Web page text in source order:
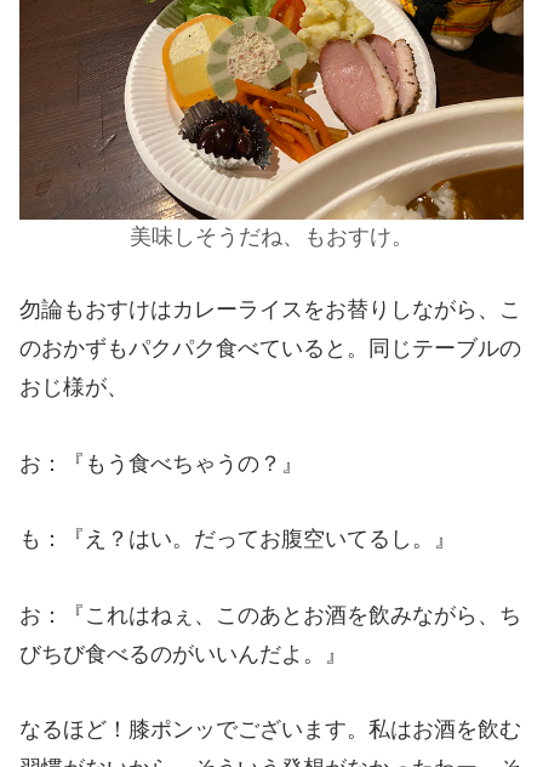
美味しそうだね、もおすけ。
勿論もおすけはカレーライスをお替りしながら、こ
のおかずもパクパク食べていると。同じテーブルの
おじ様が、
お：『もう食べちゃうの？』
も：『え？はい。だってお腹空いてるし。』
お：『これはねぇ、このあとお酒を飲みながら、ち
びちび食べるのがいいんだよ。』
なるほど！膝ポンッでございます。私はお酒を飲む